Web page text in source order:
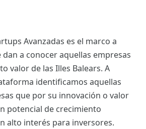
Avanzadas es el marco a
dan a conocer aquellas empresas
valor de las Illes Balears. A
identificamos aquellas
que por su innovación o valor
potencial de crecimiento
alto interés para inversores.